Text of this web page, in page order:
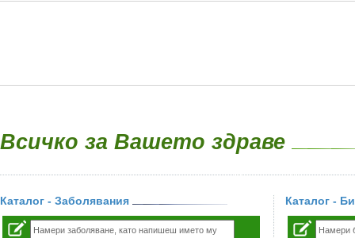
Всичко за Вашето здраве
Каталог - Заболявания Каталог -